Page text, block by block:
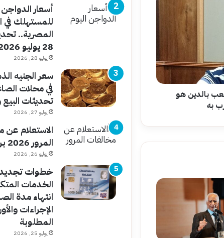
بالدين هو
به
أسعار الدواجن
للمستهلك في
المصرية..
28 يوليو 2026
يوليو 28, 2026
سعر الجنيه
في محلات
تحديثات البيع
يوليو 27, 2026
الاستعلام عن
المرور 2026 برقم اللوحة
يوليو 26, 2026
خطوات
الخدمات
انتهاء مدة
الإجراءات
المطلوبة
يوليو 25, 2026